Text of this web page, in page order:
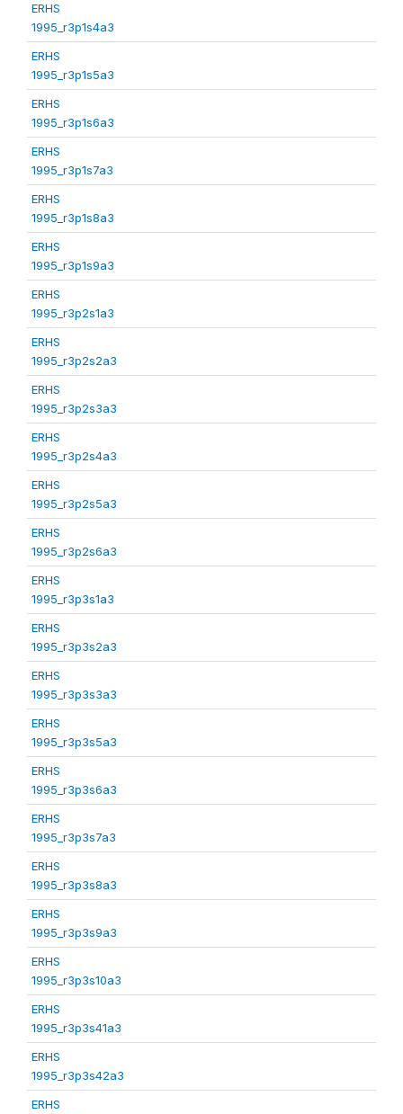
ERHS
1995_r3p1s4a3
ERHS
1995_r3p1s5a3
ERHS
1995_r3p1s6a3
ERHS
1995_r3p1s7a3
ERHS
1995_r3p1s8a3
ERHS
1995_r3p1s9a3
ERHS
1995_r3p2s1a3
ERHS
1995_r3p2s2a3
ERHS
1995_r3p2s3a3
ERHS
1995_r3p2s4a3
ERHS
1995_r3p2s5a3
ERHS
1995_r3p2s6a3
ERHS
1995_r3p3s1a3
ERHS
1995_r3p3s2a3
ERHS
1995_r3p3s3a3
ERHS
1995_r3p3s5a3
ERHS
1995_r3p3s6a3
ERHS
1995_r3p3s7a3
ERHS
1995_r3p3s8a3
ERHS
1995_r3p3s9a3
ERHS
1995_r3p3s10a3
ERHS
1995_r3p3s41a3
ERHS
1995_r3p3s42a3
ERHS